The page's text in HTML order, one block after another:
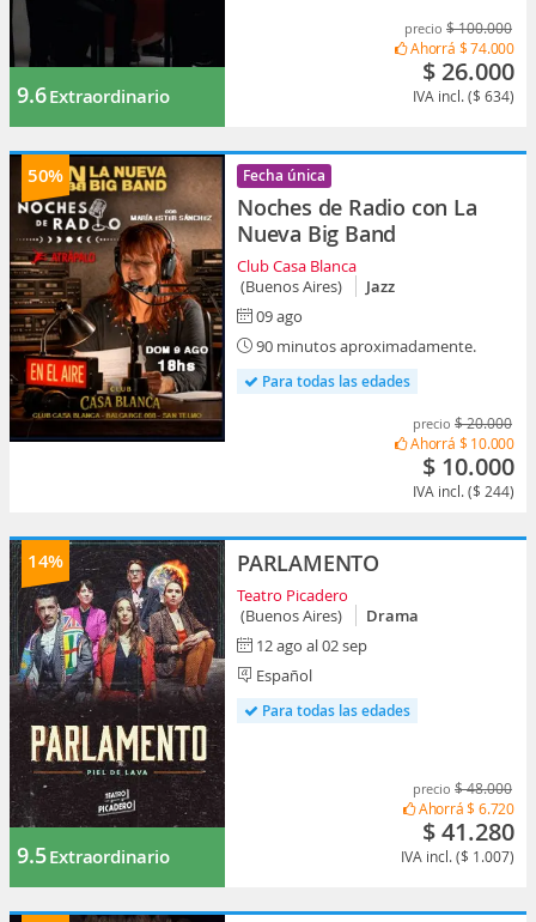
9.6Extraordinario
precio $ 100.000
Ahorrá $ 74.000
$ 26.000
IVA incl. ($ 634)
50% Fecha única
Noches de Radio con La
Nueva Big Band
Club Casa Blanca
(Buenos Aires)
Jazz
09 ago
90 minutos aproximadamente.
Para todas las edades
precio $ 20.000
Ahorrá $ 10.000
$ 10.000
IVA incl. ($ 244)
14%
9.5Extraordinario
PARLAMENTO
Teatro Picadero
(Buenos Aires)
Drama
12 ago al 02 sep
Español
Para todas las edades
precio $ 48.000
Ahorrá$ 6.720
$ 41.280
IVA incl. ($ 1.007)